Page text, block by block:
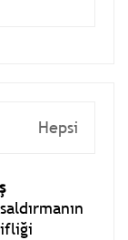
Hepsi